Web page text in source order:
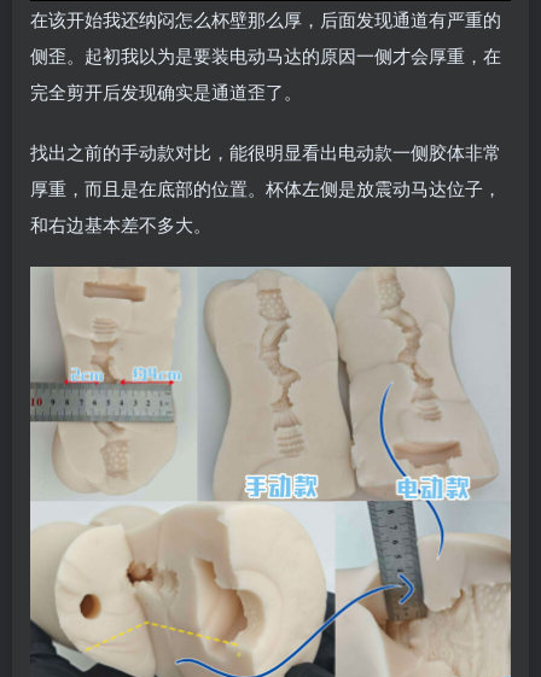
在该开始我还纳闷怎么杯壁那么厚，后面发现通道有严重的
侧歪。起初我以为是要装电动马达的原因一侧才会厚重，在
完全剪开后发现确实是通道歪了。
找出之前的手动款对比，能很明显看出电动款一侧胶体非常
厚重，而且是在底部的位置。杯体左侧是放震动马达位子，
和右边基本差不多大。